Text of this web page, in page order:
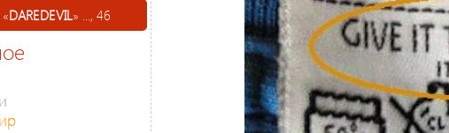
DAREDEVIL» ..., 46